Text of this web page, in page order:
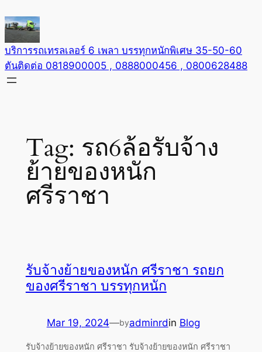
to
content
บริการรถเทรลเลอร์ 6 เพลา บรรทุกหนักพิเศษ 35-50-60
ตันติดต่อ 0818900005 , 0888000456 , 0800628488
Tag: รถ6ล้อรับจ้าง
ย้ายของหนัก
ศรีราชา
รับจ้างย้ายของหนัก ศรีราชา รถยก
ของศรีราชา บรรทุกหนัก
Mar 19, 2024—byadminrdin Blog
รับจ้างย้ายของหนัก ศรีราชา รับจ้างย้ายของหนัก ศรีราชา